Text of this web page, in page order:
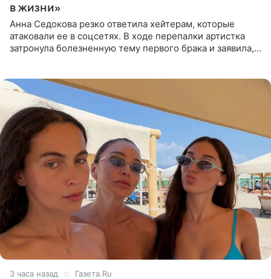
в жизни»
Анна Седокова резко ответила хейтерам, которые
атаковали ее в соцсетях. В ходе перепалки артистка
затронула болезненную тему первого брака и заявила,
3 часа назад Газета.Ru